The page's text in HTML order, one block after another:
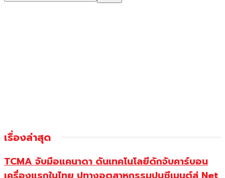
เรื่องล่าสุด
TCMA จับมือแคนาดา ดันเทคโนโลยีดักจับคาร์บอน